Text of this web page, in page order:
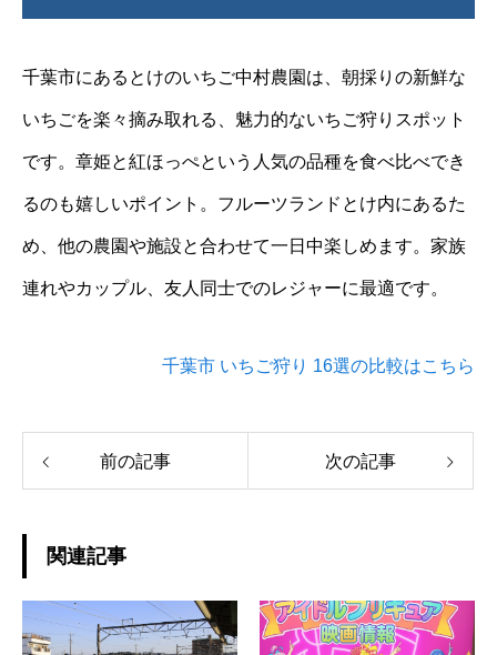
千葉市にあるとけのいちご中村農園は、朝採りの新鮮な
いちごを楽々摘み取れる、魅力的ないちご狩りスポット
です。章姫と紅ほっぺという人気の品種を食べ比べでき
るのも嬉しいポイント。フルーツランドとけ内にあるた
め、他の農園や施設と合わせて一日中楽しめます。家族
連れやカップル、友人同士でのレジャーに最適です。
千葉市 いちご狩り 16選の比較はこちら
前の記事 次の記事
関連記事